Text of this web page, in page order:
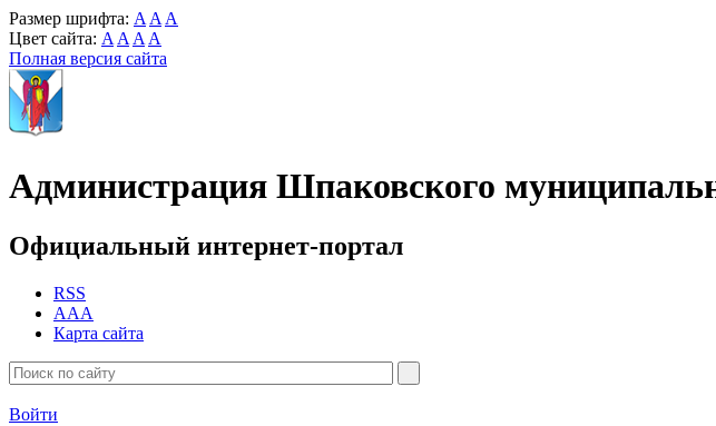
Размер шрифта: A A A
Цвет сайта: A A A A
Полная версия сайта
Администрация Шпаковского
Официальный интернет-портал
RSS
AAA
Карта сайта
Войти